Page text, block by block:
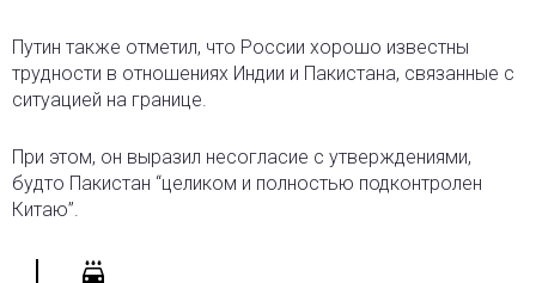
Путин также отметил, что России хорошо известны
трудности в отношениях Индии и Пакистана, связанные с
ситуацией на границе.
При этом, он выразил несогласие с утверждениями,
будто Пакистан “целиком и полностью подконтролен
Китаю”.